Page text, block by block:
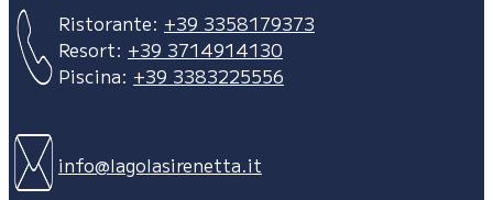
Ristorante: +39 3358179373
Resort: +39 3714914130
Piscina: +39 3383225556
info@lagolasirenetta.it